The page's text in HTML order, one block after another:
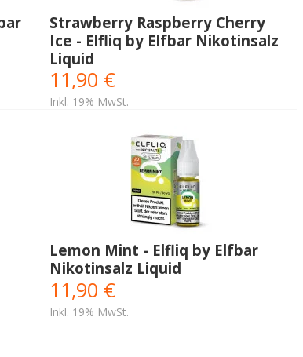
Strawberry Raspberry Cherry
Ice - Elfliq by Elfbar Nikotinsalz
Liquid
11,90 €
Inkl. 19% MwSt.
Lemon Mint - Elfliq by Elfbar
Nikotinsalz Liquid
11,90 €
Inkl. 19% MwSt.